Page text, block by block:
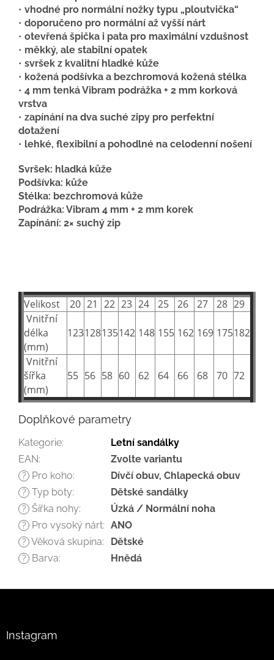
• vhodné pro normální nožky typu „ploutvička“
• doporučeno pro normální až vyšší nárt
• otevřená špička i pata pro maximální vzdušnost
• měkký, ale stabilní opatek
• svršek z kvalitní hladké kůže
• kožená podšívka a bezchromová kožená stélka
• 4 mm tenká Vibram podrážka + 2 mm korková
vrstva
• zapínání na dva suché zipy pro perfektní
dotažení
• lehké, flexibilní a pohodlné na celodenní nošení
Svršek: hladká kůže
Podšívka: kůže
Stélka: bezchromová kůže
Podrážka: Vibram 4 mm + 2 mm korek
Zapínání: 2× suchý zip
Velikost 20 21 22 23 24 25 26 27 28 29
Vnitřní
délka
(mm)
123128135142 148 155 162 169 175182
Vnitřní
šířka
(mm)
55 56 58 60 62 64 66 68 70 72
Doplňkové parametry
Kategorie:
Letní sandálky
EAN: Zvolte variantu
? Pro koho: Dívčí obuv, Chlapecká obuv
? Typ boty: Dětské sandálky
? Šířka nohy: Úzká / Normální noha
? Pro vysoký nárt: ANO
? Věková skupina: Dětské
? Barva: Hnědá
Instagram